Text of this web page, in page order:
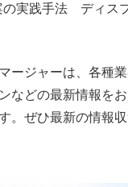
実践手法
ディス
ージャーは、各種
などの最新情報を
。ぜひ最新の情報